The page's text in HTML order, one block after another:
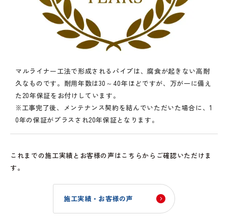
マルライナー工法で形成されるパイプは、腐食が起きない高耐
久なものです。耐用年数は30～40年ほどですが、万が一に備え
た20年保証をお付けしています。
※工事完了後、メンテナンス契約を結んでいただいた場合に、1
0年の保証がプラスされ20年保証となります。
これまでの施工実績とお客様の声はこちらからご確認いただけま
す。
施工実績・お客様の声